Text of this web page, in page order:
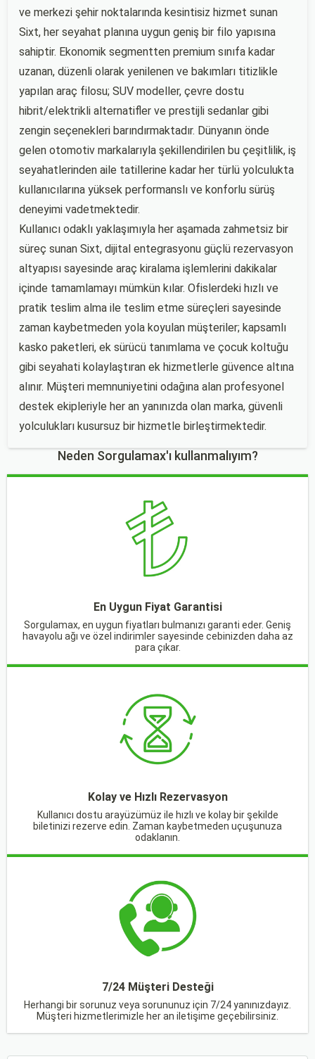
ve merkezi şehir noktalarında kesintisiz hizmet sunan
Sixt, her seyahat planına uygun geniş bir filo yapısına
sahiptir. Ekonomik segmentten premium sınıfa kadar
uzanan, düzenli olarak yenilenen ve bakımları titizlikle
yapılan araç filosu; SUV modeller, çevre dostu
hibrit/elektrikli alternatifler ve prestijli sedanlar gibi
zengin seçenekleri barındırmaktadır. Dünyanın önde
gelen otomotiv markalarıyla şekillendirilen bu çeşitlilik, iş
seyahatlerinden aile tatillerine kadar her türlü yolculukta
kullanıcılarına yüksek performanslı ve konforlu sürüş
deneyimi vadetmektedir.
Kullanıcı odaklı yaklaşımıyla her aşamada zahmetsiz bir
süreç sunan Sixt, dijital entegrasyonu güçlü rezervasyon
altyapısı sayesinde araç kiralama işlemlerini dakikalar
içinde tamamlamayı mümkün kılar. Ofislerdeki hızlı ve
pratik teslim alma ile teslim etme süreçleri sayesinde
zaman kaybetmeden yola koyulan müşteriler; kapsamlı
kasko paketleri, ek sürücü tanımlama ve çocuk koltuğu
gibi seyahati kolaylaştıran ek hizmetlerle güvence altına
alınır. Müşteri memnuniyetini odağına alan profesyonel
destek ekipleriyle her an yanınızda olan marka, güvenli
yolculukları kusursuz bir hizmetle birleştirmektedir.
Neden Sorgulamax'ı kullanmalıyım?
En Uygun Fiyat Garantisi
Sorgulamax, en uygun fiyatları bulmanızı garanti eder. Geniş
havayolu ağı ve özel indirimler sayesinde cebinizden daha az
para çıkar.
Kolay ve Hızlı Rezervasyon
Kullanıcı dostu arayüzümüz ile hızlı ve kolay bir şekilde
biletinizi rezerve edin. Zaman kaybetmeden uçuşunuza
odaklanın.
7/24 Müşteri Desteği
Herhangi bir sorunuz veya sorununuz için 7/24 yanınızdayız.
Müşteri hizmetlerimizle her an iletişime geçebilirsiniz.